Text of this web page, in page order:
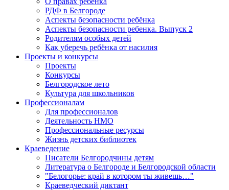
РДФ в Белгороде
Аспекты безопасности ребёнка
Аспекты безопасности ребенка. Выпуск 2
Родителям особых детей
Как уберечь ребёнка от насилия
Проекты и конкурсы
Проекты
Конкурсы
Белгородское лето
Культура для школьников
Профессионалам
Для профессионалов
Деятельность НМО
Профессиональные ресурсы
Жизнь детских библиотек
Краеведение
Писатели Белгородчины детям
Литература о Белгороде и Белгородской области
"Белогорье: край в котором ты живешь…"
Краеведческий диктант